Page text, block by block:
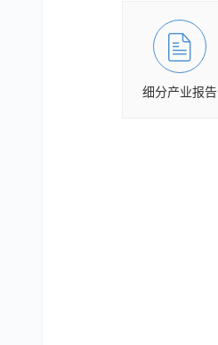
细分产业报告